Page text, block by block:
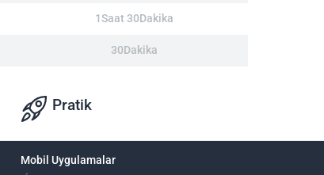
1Saat 30Dakika
30Dakika
Pratik
Mobil Uygulamalar